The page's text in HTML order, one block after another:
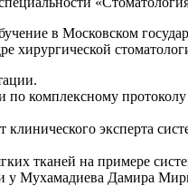
в Московском
хирургической
комплексному
эксперта
тканей на примере
у Мухамадиева Дамира